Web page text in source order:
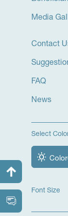
Media
Contact
FAQ
News
Select
wb_sunny
Font Size